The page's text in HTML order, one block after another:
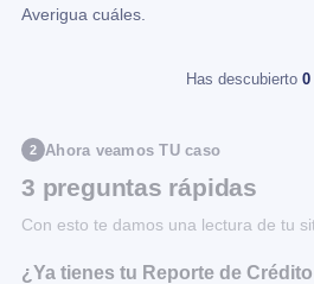
Averigua cuáles.
Has descubierto 0
2 Ahora veamos TU caso
3 preguntas rápidas
Con esto te damos una lectura de tu
¿Ya tienes tu Reporte de